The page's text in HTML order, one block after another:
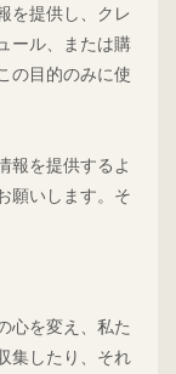
を提供し、クレ
ール、または購
の目的のみに使
報を提供するよ
願いします。そ
心を変え、私た
集したり、それ